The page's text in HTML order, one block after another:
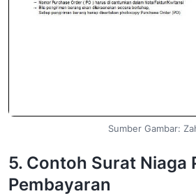
Sumber Gambar:
5. Contoh Surat Niaga
Pembayaran